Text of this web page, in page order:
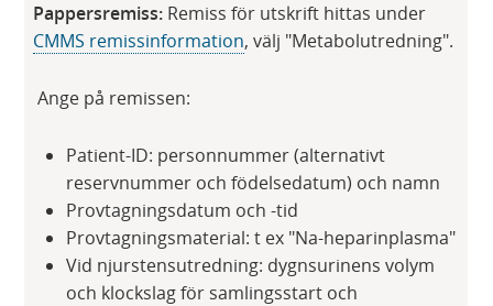
Pappersremiss: Remiss för utskrift hittas under
CMMS remissinformation, välj "Metabolutredning".
Ange på remissen:
Patient-ID: personnummer (alternativt
reservnummer och födelsedatum) och namn
Provtagningsdatum och -tid
Provtagningsmaterial: t ex "Na-heparinplasma"
Vid njurstensutredning: dygnsurinens volym
och klockslag för samlingsstart och